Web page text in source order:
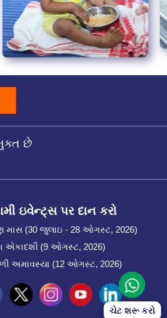
ચેટ શરૂ કરો
છે
ઇવેન્ટ્સ પર દાન કરો
માસ (30 જુલાઇ - 28 ઓગસ્ટ, 2026)
એકાદશી (9 ઓગસ્ટ, 2026)
અમાવસ્યા (12 ઓગસ્ટ, 2026)